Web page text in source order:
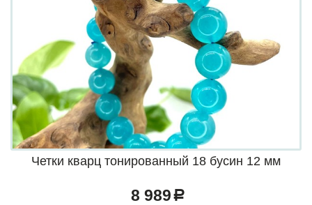
Четки кварц тонированный 18 бусин 12 мм
8 989 a